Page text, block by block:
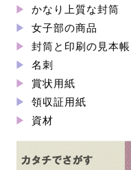
かなり上質な封筒
女子部の商品
封筒と印刷の見本帳
名刺
賞状用紙
領収証用紙
資材